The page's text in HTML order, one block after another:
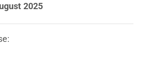
2025